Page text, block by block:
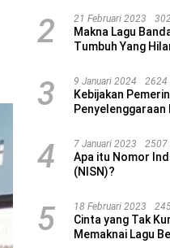
2 21 Februari 2023
Makna Lagu
Tumbuh Yang
3 9 Januari 2024 2624
Kebijakan
4 7 Januari 2023 2507
Apa itu Nomor
(NISN)?
5 18 Februari 2023
Cinta yang Tak
Memaknai Lagu